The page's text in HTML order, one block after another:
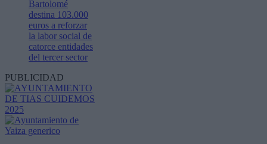
Bartolomé
destina 103.000
euros a reforzar
la labor social de
catorce entidades
del tercer sector
PUBLICIDAD